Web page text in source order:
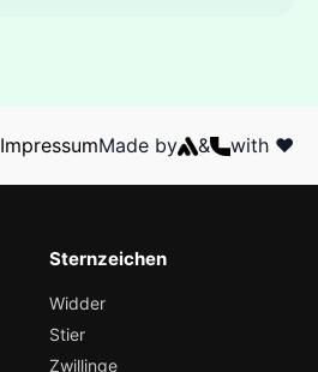
ImpressumMade by & with ❤️
Sternzeichen
Widder
Stier
Zwillinge